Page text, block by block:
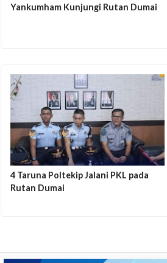
Yankumham Kunjungi Rutan Dumai
4 Taruna Poltekip Jalani PKL pada
Rutan Dumai